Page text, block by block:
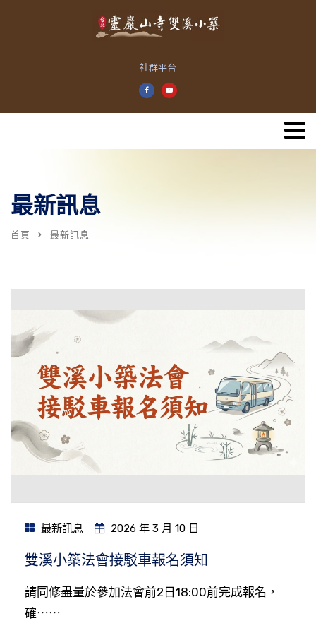
社群平台
最新訊息
首頁 最新訊息
最新訊息 2026 年 3 月 10 日
雙溪小築法會接駁車報名須知
請同修盡量於參加法會前2日18:00前完成報名，
確⋯⋯